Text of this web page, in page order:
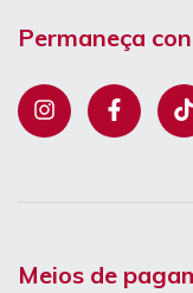
Permaneça
Meios de